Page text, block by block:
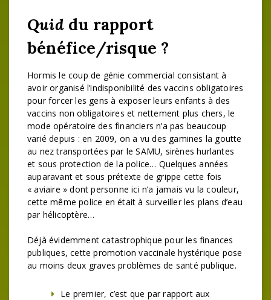
Quiddu rapport
bénéfice/risque ?
Hormis le coup de génie commercial consistant à
avoir organisé l’indisponibilité des vaccins obligatoires
pour forcer les gens à exposer leurs enfants à des
vaccins non obligatoires et nettement plus chers, le
mode opératoire des financiers n’a pas beaucoup
varié depuis : en 2009, on a vu des gamines la goutte
au nez transportées par le SAMU, sirènes hurlantes
et sous protection de la police… Quelques années
auparavant et sous prétexte de grippe cette fois
« aviaire » dont personne ici n’a jamais vu la couleur,
cette même police en était à surveiller les plans d’eau
par hélicoptère…
Déjà évidemment catastrophique pour les finances
publiques, cette promotion vaccinale hystérique pose
au moins deux graves problèmes de santé publique.
Le premier, c’est que par rapport aux